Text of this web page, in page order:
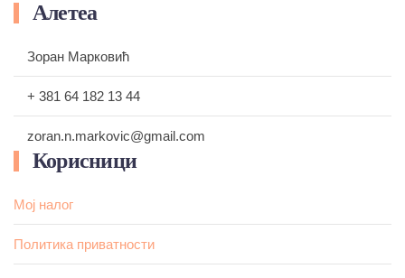
Алетеа
Зоран Марковић
+ 381 64 182 13 44
zoran.n.markovic@gmail.com
Корисници
Мој налог
Политика приватности